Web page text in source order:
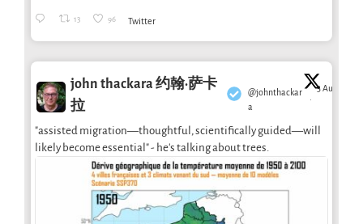
13 96 Twitter
john thackara 约翰·萨卡
拉
@johnthackar
a
·
3 Aug
"assisted migration—thoughtful, scientifically guided—will
likely become essential" - he's talking about trees.